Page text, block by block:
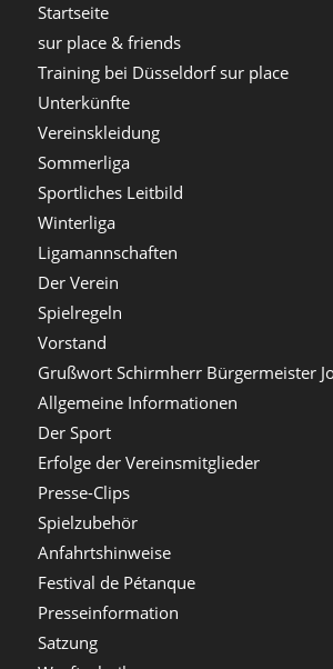
Startseite
sur place & friends
Training bei Düsseldorf sur place
Unterkünfte
Vereinskleidung
Sommerliga
Sportliches Leitbild
Winterliga
Ligamannschaften
Der Verein
Spielregeln
Vorstand
Grußwort Schirmherr Bürgermeister
Allgemeine Informationen
Der Sport
Erfolge der Vereinsmitglieder
Presse-Clips
Spielzubehör
Anfahrtshinweise
Festival de Pétanque
Presseinformation
Satzung